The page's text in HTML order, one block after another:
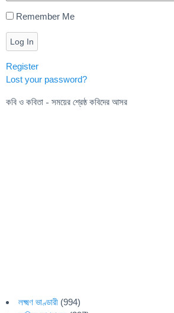
Remember Me
Log In
Register
Lost your password?
কবি ও কবিতা - সময়ের শ্রেষ্ঠ কবিদের আসর
লক্ষ্মণ ভাণ্ডারী (994)